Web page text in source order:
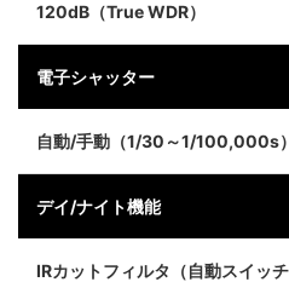
120dB（True WDR）
電子シャッター
自動/手動（1/30～1/100,000s）
デイ/ナイト機能
IRカットフィルタ（自動スイッチ